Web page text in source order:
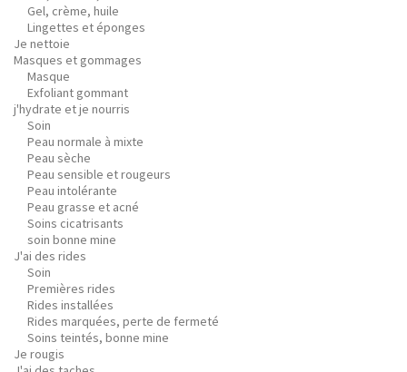
Gel, crème, huile
Lingettes et éponges
Je nettoie
Masques et gommages
Masque
Exfoliant gommant
j'hydrate et je nourris
Soin
Peau normale à mixte
Peau sèche
Peau sensible et rougeurs
Peau intolérante
Peau grasse et acné
Soins cicatrisants
soin bonne mine
J'ai des rides
Soin
Premières rides
Rides installées
Rides marquées, perte de fermeté
Soins teintés, bonne mine
Je rougis